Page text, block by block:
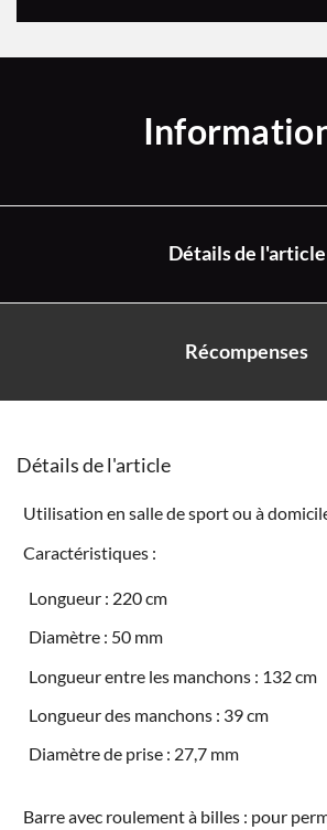
Détails de l'article
Récompenses
Détails de l'article
Utilisation en salle de sport ou à
Caractéristiques :
Longueur : 220 cm
Diamètre : 50 mm
Longueur entre les manchons : 132 cm
Longueur des manchons : 39 cm
Diamètre de prise : 27,7 mm
Barre avec roulement à billes : pour